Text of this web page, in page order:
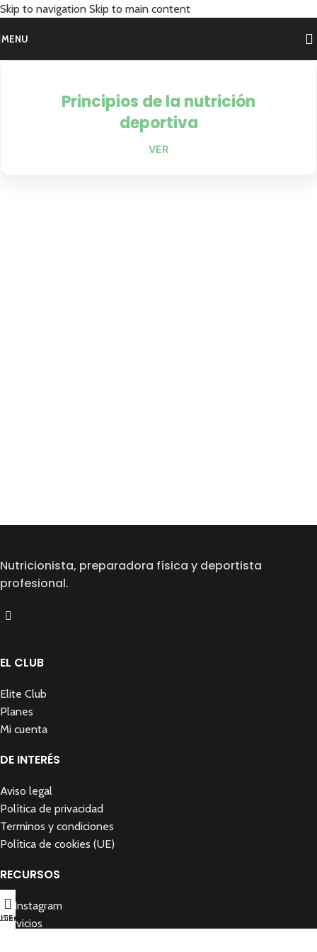
Skip to navigation Skip to main content
MENU
Principios de la nutrición
deportiva
VER
Nutricionista, preparadora física y deportista
profesional.
EL CLUB
Elite Club
Planes
Mi cuenta
DE INTERÉS
Aviso legal
Política de privacidad
Terminos y condiciones
Política de cookies (UE)
RECURSOS
Mi Instagram
Servicios
CLUB